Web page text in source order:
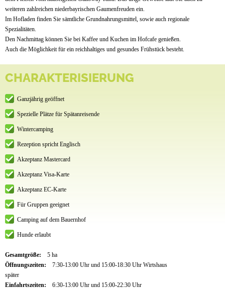
weiteren zahlreichen niederbayrischen Gaumenfreuden ein.
Im Hofladen finden Sie sämtliche Grundnahrungsmittel, sowie auch regionale
Spezialitäten.
Den Nachmittag können Sie bei Kaffee und Kuchen im Hofcafe genießen.
Auch die Möglichkeit für ein reichhaltiges und gesundes Frühstück besteht.
CHARAKTERISIERUNG
Ganzjährig geöffnet
Spezielle Plätze für Spätanreisende
Wintercamping
Rezeption spricht Englisch
Akzeptanz Mastercard
Akzeptanz Visa-Karte
Akzeptanz EC-Karte
Für Gruppen geeignet
Camping auf dem Bauernhof
Hunde erlaubt
Gesamtgröße:
5 ha
Öffnungszeiten:
7:30-13:00 Uhr und 15:00-18:30 Uhr Wirtshaus
später
Einfahrtszeiten:
6:30-13:00 Uhr und 15:00-22:30 Uhr